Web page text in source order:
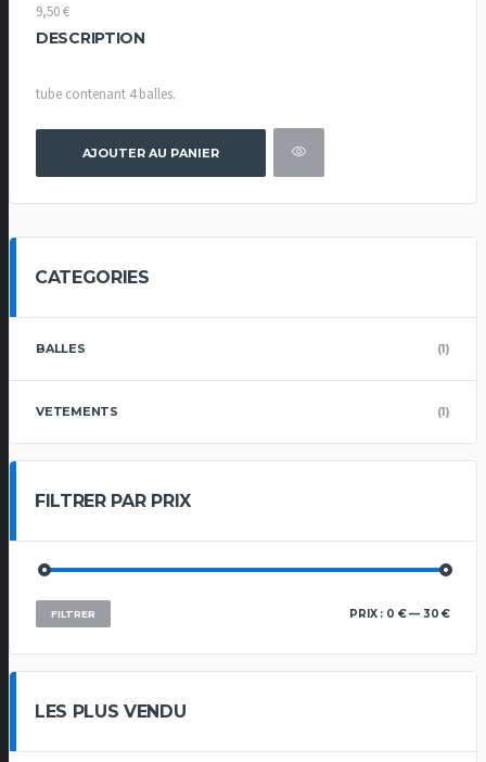
9,50€
DESCRIPTION
tube contenant 4 balles.
AJOUTER AU PANIER
CATEGORIES
BALLES (1)
VETEMENTS (1)
FILTRER PAR PRIX
PRIX
PRIX
FILTRER PRIX : 0 €— 30 €
LES PLUS VENDU